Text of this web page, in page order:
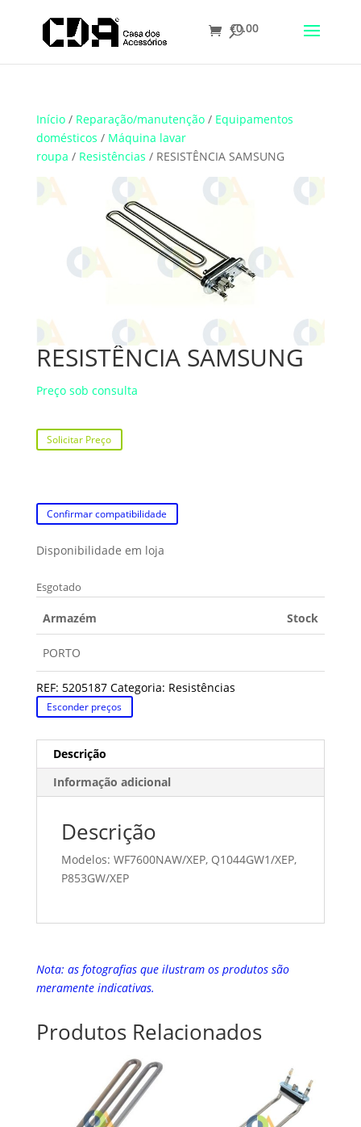
Translate
€0.00
Início/ Reparação/manutenção/ Equipamentos
domésticos / Máquina lavar
roupa / Resistências / RESISTÊNCIA SAMSUNG
RESISTÊNCIA SAMSUNG
Preço sob consulta
Solicitar Preço
Confirmar compatibilidade
Disponibilidade em loja
Esgotado
Armazém Stock
PORTO
REF: 5205187 Categoria: Resistências
Esconder preços
Descrição
Informação adicional
Descrição
Modelos: WF7600NAW/XEP, Q1044GW1/XEP,
P853GW/XEP
Nota: as fotografias que ilustram os produtos são
meramente indicativas.
Produtos Relacionados